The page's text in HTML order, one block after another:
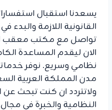
يسعدنا استقبال
القانونية اللازمة والبدء
تواصل مع مكتب معقب
الان ليقدم المساعدة
نظامي وسريع. نوفر
مدن المملكة العربية
ولاتتردد ان كنت تبحث عن
النظامية والخبرة في